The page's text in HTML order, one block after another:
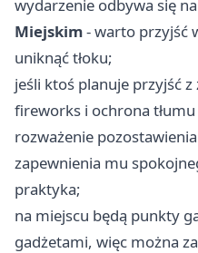
wydarzenie odbywa się
Miejskim- warto przyjść
uniknąć tłoku;
jeśli ktoś planuje przyjść
fireworks i ochrona
rozważenie
zapewnienia mu
praktyka;
na miejscu będą punkty
gadżetami, więc można